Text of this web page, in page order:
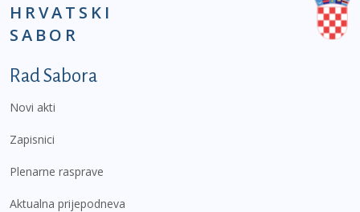
HRVATSKI
SABOR
Podnožje prvi izbornik
Rad Sabora
Novi akti
Zapisnici
Plenarne rasprave
Aktualna prijepodneva